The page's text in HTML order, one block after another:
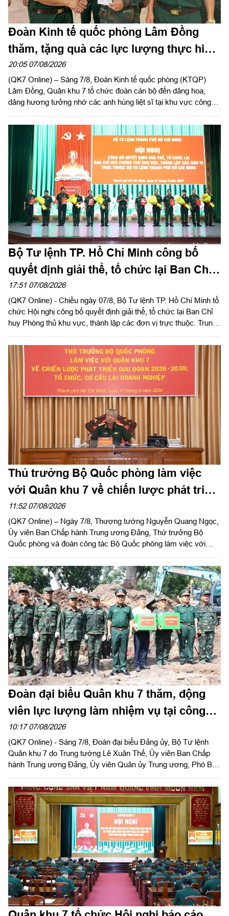
Đoàn Kinh tế quốc phòng Lâm Đồng
thăm, tặng quà các lực lượng thực hiện
nhiệm vụ tìm kiếm, quy tập hài cốt liệt sĩ
20:05 07/08/2026
(QK7 Online) – Sáng 7/8, Đoàn Kinh tế quốc phòng (KTQP)
Lâm Đồng, Quân khu 7 tổ chức đoàn cán bộ đến dâng hoa,
dâng hương tưởng nhớ các anh hùng liệt sĩ tại khu vực công
Đồng Nai do Thượng tá Đinh Nho Hùng, Đoàn trưởng Đoàn
KTQP Lâm Đồng làm trưởng đoàn.
Bộ Tư lệnh TP. Hồ Chí Minh công bố
quyết định giải thể, tổ chức lại Ban Chỉ
huy PTKV, thành lập các đơn vị trực
thuộc
17:51 07/08/2026
(QK7 Online) - Chiều ngày 07/8, Bộ Tư lệnh TP. Hồ Chí Minh tổ
chức Hội nghị công bố quyết định giải thể, tổ chức lại Ban Chỉ
huy Phòng thủ khu vực, thành lập các đơn vị trực thuộc. Trung
Ủy viên Quân ủy Trung ương, Phó Bí thư Đảng ủy, Tư lệnh
Quân khu dự, chỉ đạo hội nghị. Thiếu tướng Vũ Văn Điền, Ủy
viên Ban Thường vụ Thành ủy, Tư lệnh Bộ Tư lệnh TP. Hồ Chí
Minh chủ trì hội nghị.
Thủ trưởng Bộ Quốc phòng làm việc
với Quân khu 7 về chiến lược phát triển
giai đoạn 2026 – 2030, tổ chức, cơ cấu
lại doanh nghiệp
11:52 07/08/2026
(QK7 Online) – Ngày 7/8, Thượng tướng Nguyễn Quang Ngọc,
Ủy viên Ban Chấp hành Trung ương Đảng, Thứ trưởng Bộ
Quốc phòng và đoàn công tác Bộ Quốc phòng làm việc với
chức cơ cấu lại doanh nghiệp. Thiếu tướng Đặng Văn Lẫm, Ủy
viên Thường vụ Đảng ủy, Phó Tư lệnh Quân khu tiếp đoàn.
Đoàn đại biểu Quân khu 7 thăm, động
viên lực lượng làm nhiệm vụ tại công
viên Lê Thị Riêng
10:17 07/08/2026
(QK7 Online) - Sáng 7/8, Đoàn đại biểu Đảng ủy, Bộ Tư lệnh
Quân khu 7 do Trung tướng Lê Xuân Thế, Ủy viên Ban Chấp
hành Trung ương Đảng, Ủy viên Quân ủy Trung ương, Phó Bí
hoa, dâng hương tưởng niệm cố Tổng Bí thư Trần Phú, các anh
hùng liệt sĩ và thăm, động viên lực lượng đang làm nhiệm vụ tại
công viên Lê Thị Riêng, Thành phố Hồ Chí Minh.